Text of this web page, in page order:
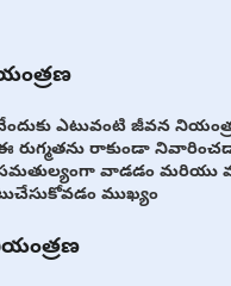
ఎటువంటి జీవన
రుగ్మతను రాకుండా
వాడడం మరియు
ముఖ్యం